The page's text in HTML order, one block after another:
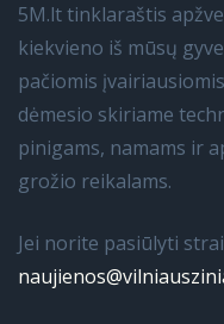
5M.lt tinklaraštis
kiekvieno iš mūsų
pačiomis
dėmesio skiriame
pinigams, namams ir
grožio reikalams.
Jei norite pasiūlyti